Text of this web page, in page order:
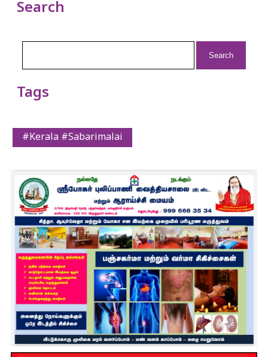
Search
Tags
#Kerala #Sabarimalai